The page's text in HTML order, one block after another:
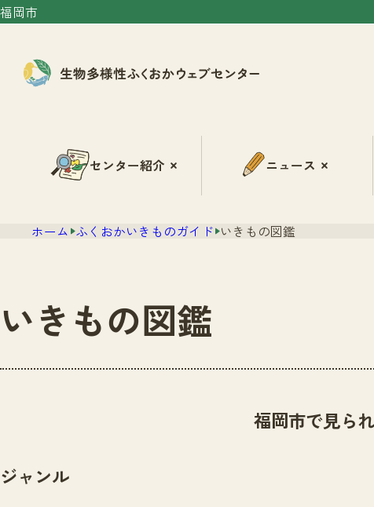
福岡市
センター紹介 ニュース
ホーム ふくおかいきものガイド いきもの図鑑
いきもの図鑑
福岡市で見ら
ジャンル